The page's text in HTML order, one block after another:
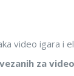
video igara i
za